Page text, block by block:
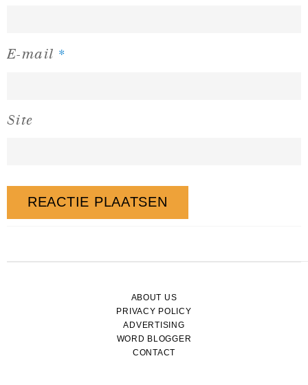
E-mail *
Site
ABOUT US
PRIVACY POLICY
ADVERTISING
WORD BLOGGER
CONTACT